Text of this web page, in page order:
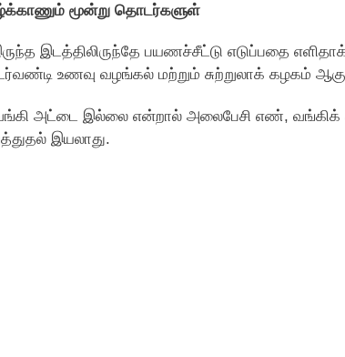
மூன்று தொடர்களுள்
இடத்திலிருந்தே பயணச்சீட்டு எடுப்பதை
உணவு வழங்கல் மற்றும் சுற்றுலாக் கழகம்
அட்டை இல்லை என்றால் அலைபேசி எண்,
இயலாது.